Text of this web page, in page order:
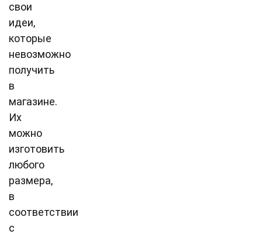
свои
идеи,
которые
невозможно
получить
в
магазине.
Их
можно
изготовить
любого
размера,
в
соответствии
с